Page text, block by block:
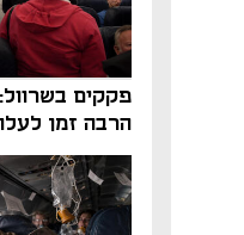
פקקים
הרבה זמן